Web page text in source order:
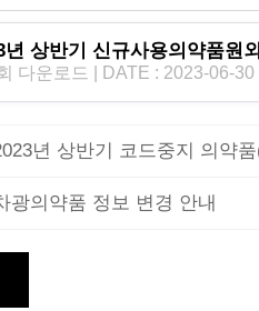
년 상반기 신규사용의약품원
다운로드 | DATE : 2023-06-30
년 상반기 코드중지 의약
광의약품 정보 변경 안내